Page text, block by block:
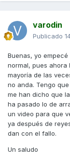
varodin
Publicado
Buenas, yo
normal, pues
mayoría de las
no anda. Tengo
me han dicho que
ha pasado lo de
un video para que
ya después de
dan con el fallo.
Un saludo